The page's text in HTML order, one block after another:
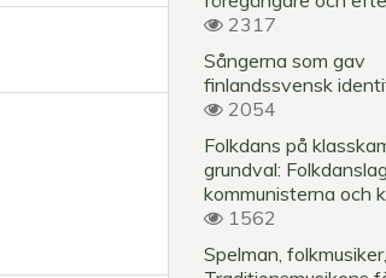
2317
Sångerna som gav
finlandssvensk
2054
Folkdans på
grundval:
kommunisterna och
1562
Spelman,